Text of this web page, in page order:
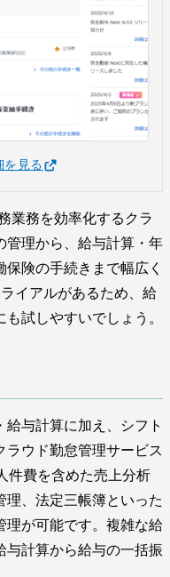
を見る
業務を効率化するクラ
管理から、給与計算・年
険の手続きまで幅広く
イアルがあるため、給
試しやすいでしょう。
与計算に加え、シフト
ラウド勤怠管理サービス
件費を含めた売上分析
理、法定三帳簿といった
理が可能です。複雑な給
与計算から給与の一括振